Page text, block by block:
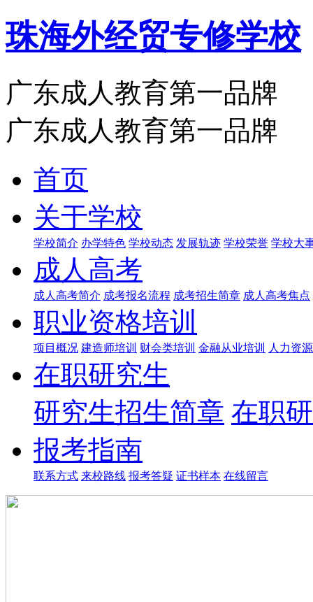
珠海外经贸专修学校
广东成人教育第一品牌
广东成人教育第一品牌
首页
关于学校
学校简介 办学特色 学校动态 发展轨迹 学校荣誉 学校大
成人高考
成人高考简介 成考报名流程 成考招生简章 成人高考焦点
职业资格培训
项目概况 建造师培训 财会类培训 金融从业培训 人力资
在职研究生
研究生招生简章 在职
报考指南
联系方式 来校路线 报考答疑 证书样本 在线留言